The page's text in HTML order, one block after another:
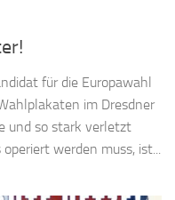
für die Europawahl
im Dresdner
und so stark verletzt
werden muss, ist...